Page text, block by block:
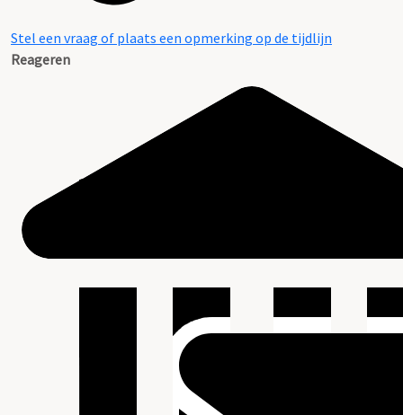
Stel een vraag of plaats een opmerking op de tijdlijn
Reageren